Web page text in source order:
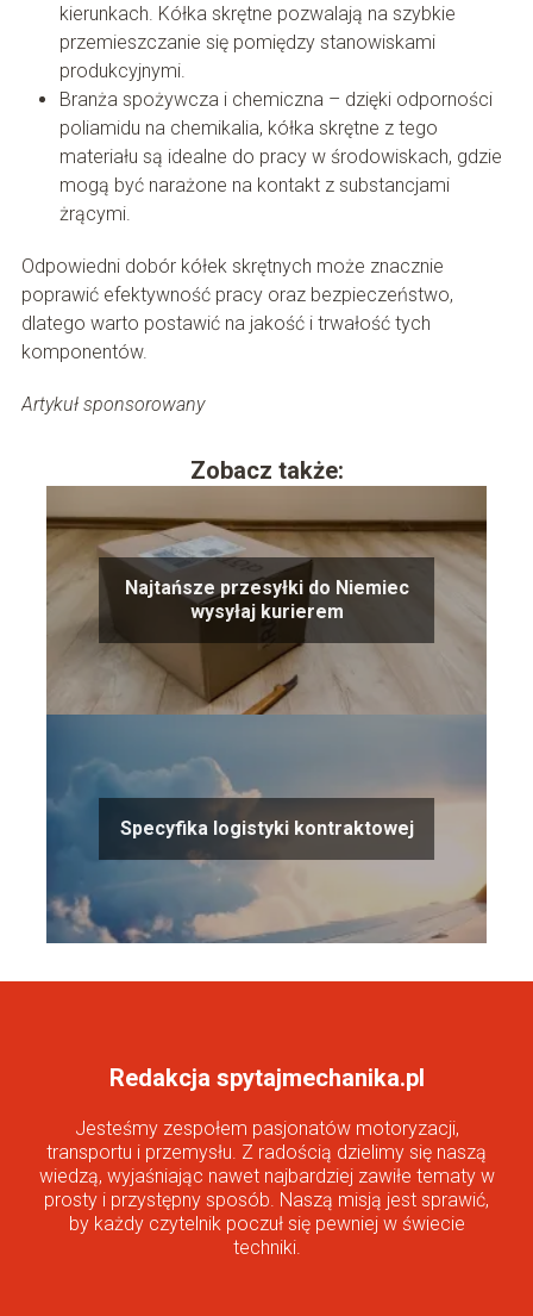
kierunkach. Kółka skrętne pozwalają na szybkie
przemieszczanie się pomiędzy stanowiskami
produkcyjnymi.
Branża spożywcza i chemiczna – dzięki odporności
poliamidu na chemikalia, kółka skrętne z tego
materiału są idealne do pracy w środowiskach, gdzie
mogą być narażone na kontakt z substancjami
żrącymi.
Odpowiedni dobór kółek skrętnych może znacznie
poprawić efektywność pracy oraz bezpieczeństwo,
dlatego warto postawić na jakość i trwałość tych
komponentów.
Artykuł sponsorowany
Zobacz także:
Najtańsze przesyłki do Niemiec
wysyłaj kurierem
Specyfika logistyki kontraktowej
Redakcja spytajmechanika.pl
Jesteśmy zespołem pasjonatów motoryzacji,
transportu i przemysłu. Z radością dzielimy się naszą
wiedzą, wyjaśniając nawet najbardziej zawiłe tematy w
prosty i przystępny sposób. Naszą misją jest sprawić,
by każdy czytelnik poczuł się pewniej w świecie
techniki.